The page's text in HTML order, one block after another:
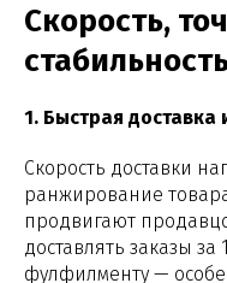
Скорость,
1. Быстрая доставка
Скорость доставки
ранжирование
продвигают
доставлять заказы
фулфилменту —